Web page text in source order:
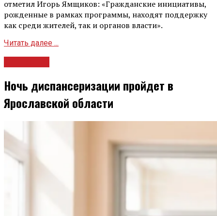
отметил Игорь Ямщиков: «Гражданские инициативы,
рожденные в рамках программы, находят поддержку
как среди жителей, так и органов власти».
Читать далее ...
Ночь диспансеризации пройдет в
Ярославской области